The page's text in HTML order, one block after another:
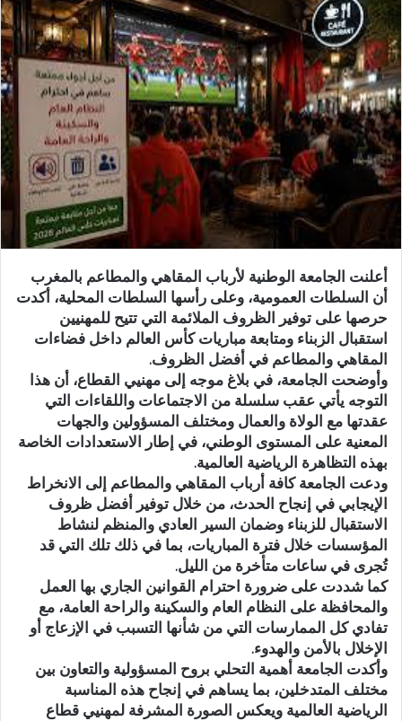
ر
ي
د
ا
ل
ك
ت
ي
ا
أعلنت الجامعة الوطنية لأرباب المقاهي والمطاعم بالمغرب
أن السلطات العمومية، وعلى رأسها السلطات المحلية، أكدت
حرصها على توفير الظروف الملائمة التي تتيح للمهنيين
استقبال الزبناء ومتابعة مباريات كأس العالم داخل فضاءات
المقاهي والمطاعم في أفضل الظروف.
وأوضحت الجامعة، في بلاغ موجه إلى مهنيي القطاع، أن هذا
التوجه يأتي عقب سلسلة من الاجتماعات واللقاءات التي
عقدتها مع الولاة والعمال ومختلف المسؤولين والجهات
المعنية على المستوى الوطني، في إطار الاستعدادات الخاصة
بهذه التظاهرة الرياضية العالمية.
ودعت الجامعة كافة أرباب المقاهي والمطاعم إلى الانخراط
الإيجابي في إنجاح الحدث، من خلال توفير أفضل ظروف
الاستقبال للزبناء وضمان السير العادي والمنظم لنشاط
المؤسسات خلال فترة المباريات، بما في ذلك تلك التي قد
تُجرى في ساعات متأخرة من الليل.
كما شددت على ضرورة احترام القوانين الجاري بها العمل
والمحافظة على النظام العام والسكينة والراحة العامة، مع
تفادي كل الممارسات التي من شأنها التسبب في الإزعاج أو
الإخلال بالأمن والهدوء.
وأكدت الجامعة أهمية التحلي بروح المسؤولية والتعاون بين
مختلف المتدخلين، بما يساهم في إنجاح هذه المناسبة
الرياضية العالمية ويعكس الصورة المشرفة لمهنيي قطاع